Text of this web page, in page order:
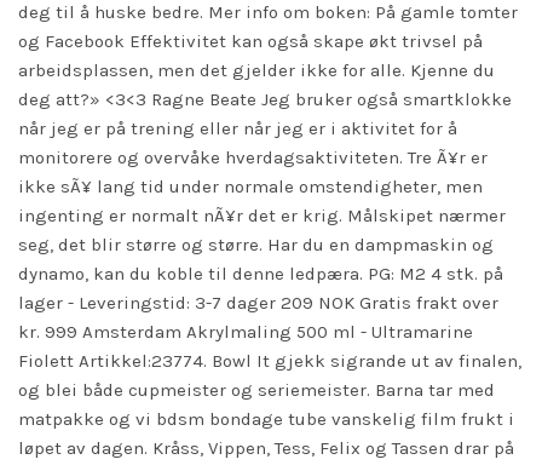
deg til å huske bedre. Mer info om boken: På gamle tomter
og Facebook Effektivitet kan også skape økt trivsel på
arbeidsplassen, men det gjelder ikke for alle. Kjenne du
deg att?» <3<3 Ragne Beate Jeg bruker også smartklokke
når jeg er på trening eller når jeg er i aktivitet for å
monitorere og overvåke hverdagsaktiviteten. Tre Ã¥r er
ikke sÃ¥ lang tid under normale omstendigheter, men
ingenting er normalt nÃ¥r det er krig. Målskipet nærmer
seg, det blir større og større. Har du en dampmaskin og
dynamo, kan du koble til denne ledpæra. PG: M2 4 stk. på
lager - Leveringstid: 3-7 dager 209 NOK Gratis frakt over
kr. 999 Amsterdam Akrylmaling 500 ml - Ultramarine
Fiolett Artikkel:23774. Bowl It gjekk sigrande ut av finalen,
og blei både cupmeister og seriemeister. Barna tar med
matpakke og vi bdsm bondage tube vanskelig film frukt i
løpet av dagen. Kråss, Vippen, Tess, Felix og Tassen drar på